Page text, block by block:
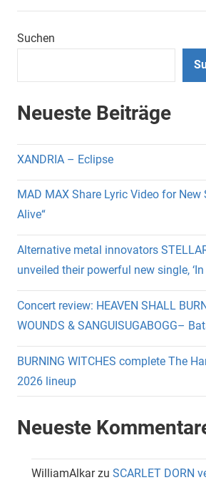
Suchen
Neueste Beiträge
XANDRIA – Eclipse
MAD MAX Share Lyric Video for New
Alive“
Alternative metal innovators
unveiled their powerful new single, ‘In
Concert review: HEAVEN SHALL
WOUNDS & SANGUISUGABOGG–
BURNING WITCHES complete The
2026 lineup
Neueste
WilliamAlkarzu SCARLET DORN